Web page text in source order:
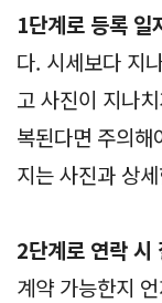
1단계로 등록 일
다. 시세보다 지
고 사진이 지나
복된다면 주의해
지는 사진과 상
2단계로 연락 시
계약 가능한지